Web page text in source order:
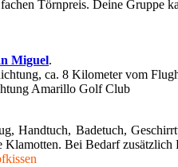
Törnpreis. Deine Gruppe
Miguel.
ca. 8 Kilometer vom
Amarillo Golf Club
Handtuch, Badetuch,
Klamotten. Bei Bedarf